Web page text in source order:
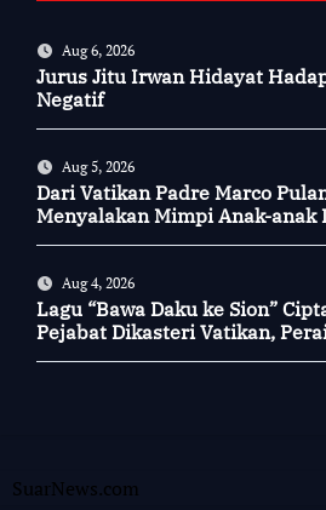
Aug 6, 2026
Jurus Jitu Irwan Hidayat
Negatif
Aug 5, 2026
Dari Vatikan Padre Marco
Menyalakan Mimpi Anak-anak
Aug 4, 2026
Lagu “Bawa Daku ke Sion”
Pejabat Dikasteri Vatikan,
SuarNews.com